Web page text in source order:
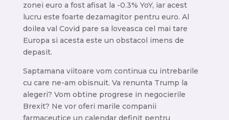
zonei euro a fost afisat la -0.3% YoY, iar acest
lucru este foarte dezamagitor pentru euro. Al
doilea val Covid pare sa loveasca cel mai tare
Europa si acesta este un obstacol imens de
depasit.
Saptamana viitoare vom continua cu intrebarile
cu care ne-am obisnuit. Va renunta Trump la
alegeri? Vom obtine progrese in negocierile
Brexit? Ne vor oferi marile companii
farmaceutice un calendar definit pentru